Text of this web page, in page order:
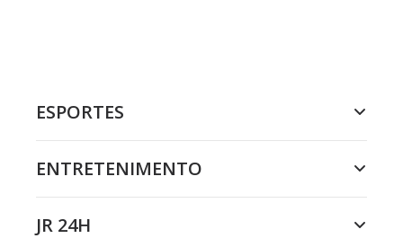
ESPORTES
ENTRETENIMENTO
JR 24H